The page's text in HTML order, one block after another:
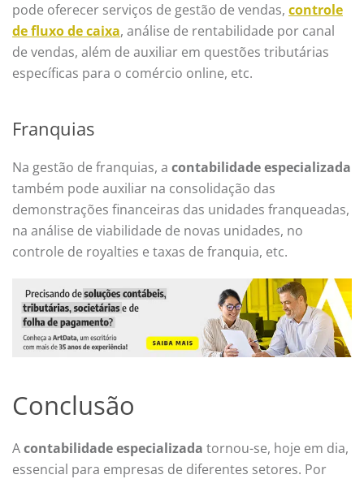
pode oferecer serviços de gestão de vendas, controle
de fluxo de caixa, análise de rentabilidade por canal
de vendas, além de auxiliar em questões tributárias
específicas para o comércio online, etc.
Franquias
Na gestão de franquias, a contabilidade especializada
também pode auxiliar na consolidação das
demonstrações financeiras das unidades franqueadas,
na análise de viabilidade de novas unidades, no
controle de royalties e taxas de franquia, etc.
Conclusão
Acontabilidade especializada tornou-se, hoje em dia,
essencial para empresas de diferentes setores. Por